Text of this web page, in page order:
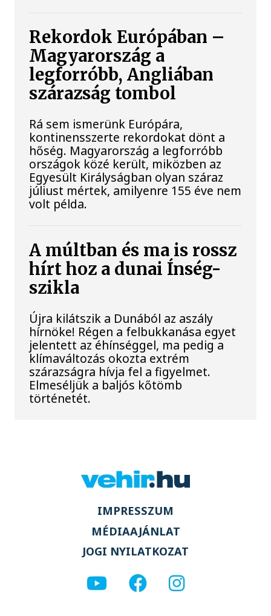
Rekordok Európában –
Magyarország a
legforróbb, Angliában
szárazság tombol
Rá sem ismerünk Európára,
kontinensszerte rekordokat dönt a
hőség. Magyarország a legforróbb
országok közé került, miközben az
Egyesült Királyságban olyan száraz
júliust mértek, amilyenre 155 éve nem
volt példa.
A múltban és ma is rossz
hírt hoz a dunai Ínség-
szikla
Újra kilátszik a Dunából az aszály
hírnöke! Régen a felbukkanása egyet
jelentett az éhínséggel, ma pedig a
klímaváltozás okozta extrém
szárazságra hívja fel a figyelmet.
Elmeséljük a baljós kőtömb
történetét.
IMPRESSZUM
MÉDIAAJÁNLAT
JOGI NYILATKOZAT